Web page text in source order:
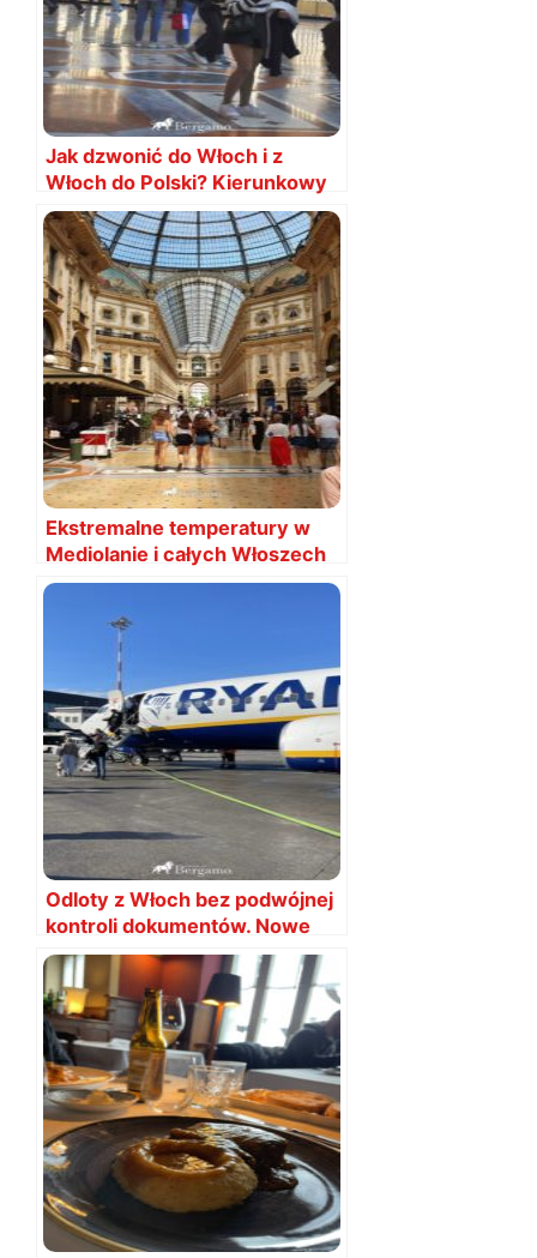
Jak dzwonić do Włoch i z
Włoch do Polski? Kierunkowy
Ekstremalne temperatury w
Mediolanie i całych Włoszech
Odloty z Włoch bez podwójnej
kontroli dokumentów. Nowe
prawo